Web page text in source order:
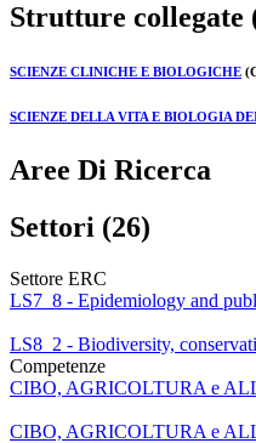
Strutture collegate
SCIENZE CLINICHE E BIOLOGICHE
SCIENZE DELLA VITA E BIOLOGIA
Aree Di Ricerca
Settori (26)
Settore ERC
LS7_8 - Epidemiology and
LS8_2 - Biodiversity,
Competenze
CIBO, AGRICOLTURA e
CIBO, AGRICOLTURA e